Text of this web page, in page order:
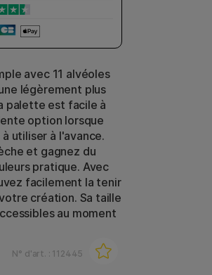
avec 11 alvéoles
légèrement plus
palette est facile à
option lorsque
utiliser à l'avance.
et gagnez du
pratique. Avec
facilement la tenir
création. Sa taille
au moment
N° d'art. : 112445